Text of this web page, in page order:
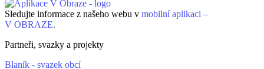
Sledujte informace z našeho webu v mobilní aplikaci –
V OBRAZE.
Partneři, svazky a projekty
Blaník - svazek obcí